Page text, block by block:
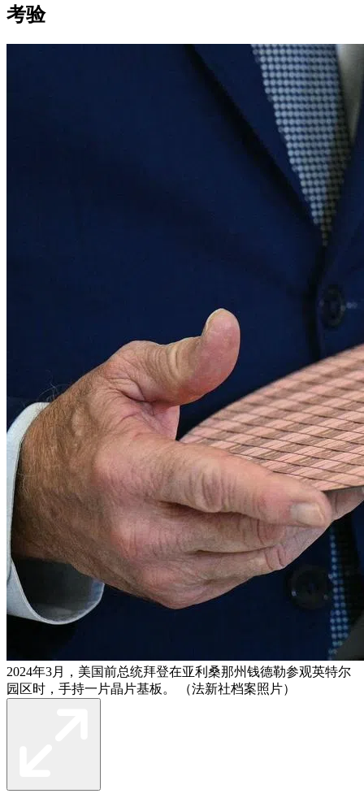
考验
2024年3月，美国前总统拜登在亚利桑那州钱德勒参观英特尔
园区时，手持一片晶片基板。 （法新社档案照片）